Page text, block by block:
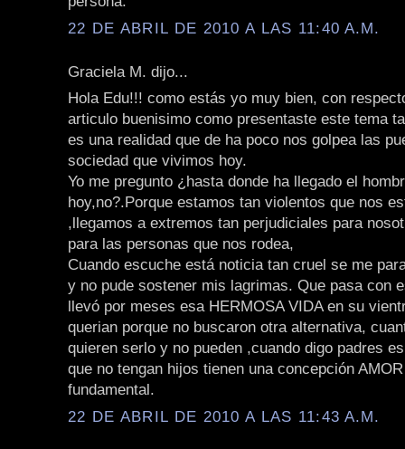
22 DE ABRIL DE 2010 A LAS 11:40 A.M.
Graciela M. dijo...
Hola Edu!!! como estás yo muy bien, con
articulo buenisimo como presentaste este tema
es una realidad que de ha poco nos golpea las
sociedad que vivimos hoy.
Yo me pregunto ¿hasta donde ha llegado el
hoy,no?.Porque estamos tan violentos que nos
,llegamos a extremos tan perjudiciales para
para las personas que nos rodea,
Cuando escuche está noticia tan cruel se me
y no pude sostener mis lagrimas. Que pasa con
llevó por meses esa HERMOSA VIDA en su
querian porque no buscaron otra alternativa,
quieren serlo y no pueden ,cuando digo padres
que no tengan hijos tienen una concepción
fundamental.
22 DE ABRIL DE 2010 A LAS 11:43 A.M.